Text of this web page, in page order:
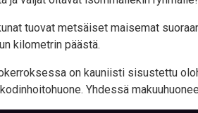
tuovat metsäiset maisemat
kilometrin päästä.
on kauniisti sisustettu
Yhdessä